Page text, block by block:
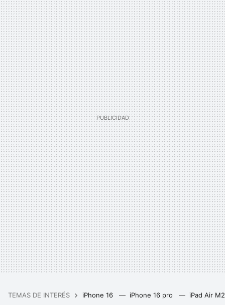
TEMAS DE INTERÉS iPhone 16 iPhone 16 pro iPad Air